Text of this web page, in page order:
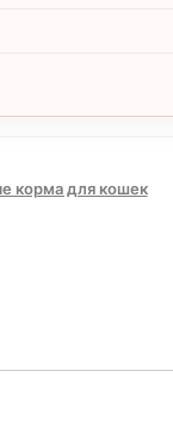
корма для кошек